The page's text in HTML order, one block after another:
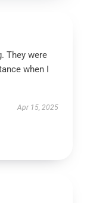
They were
when I
Apr 15, 2025